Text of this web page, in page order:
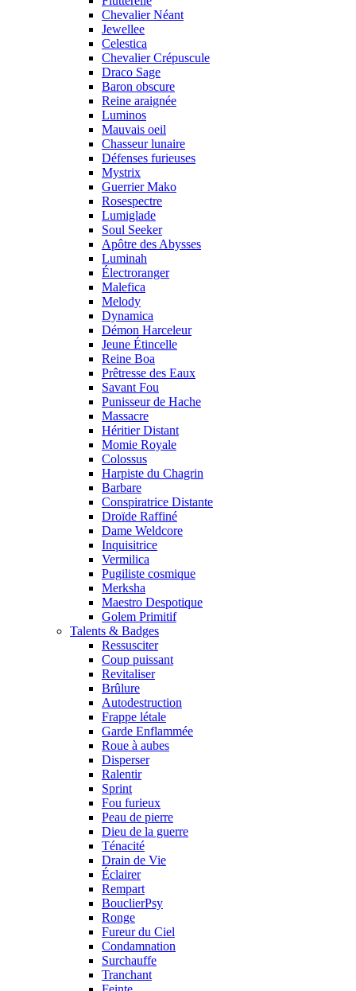
Chevalier Néant
Jewellee
Celestica
Chevalier Crépuscule
Draco Sage
Baron obscure
Reine araignée
Luminos
Mauvais oeil
Chasseur lunaire
Défenses furieuses
Mystrix
Guerrier Mako
Rosespectre
Lumiglade
Soul Seeker
Apôtre des Abysses
Luminah
Électroranger
Malefica
Melody
Dynamica
Démon Harceleur
Jeune Étincelle
Reine Boa
Prêtresse des Eaux
Savant Fou
Punisseur de Hache
Massacre
Héritier Distant
Momie Royale
Colossus
Harpiste du Chagrin
Barbare
Conspiratrice Distante
Droïde Raffiné
Dame Weldcore
Inquisitrice
Vermilica
Pugiliste cosmique
Merksha
Maestro Despotique
Golem Primitif
Talents & Badges
Ressusciter
Coup puissant
Revitaliser
Brûlure
Autodestruction
Frappe létale
Garde Enflammée
Roue à aubes
Disperser
Ralentir
Sprint
Fou furieux
Peau de pierre
Dieu de la guerre
Ténacité
Drain de Vie
Éclairer
Rempart
BouclierPsy
Ronge
Fureur du Ciel
Condamnation
Surchauffe
Tranchant